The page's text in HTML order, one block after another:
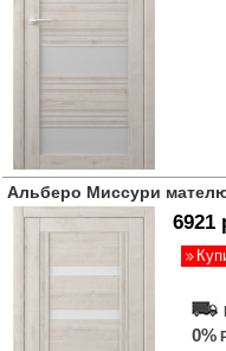
Альберо Миссури
6921
0%